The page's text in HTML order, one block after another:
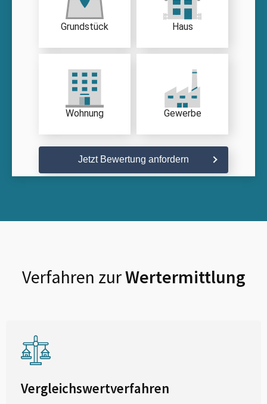
Grundstück Haus
Wohnung Gewerbe
Jetzt Bewertung anfordern
Verfahren zurWertermittlung
Vergleichswertverfahren